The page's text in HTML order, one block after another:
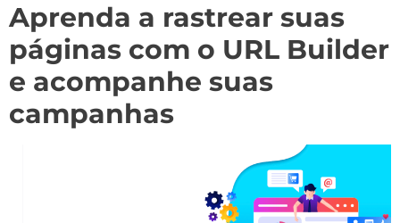
Aprenda a rastrear suas
páginas com o URL Builder
e acompanhe suas
campanhas